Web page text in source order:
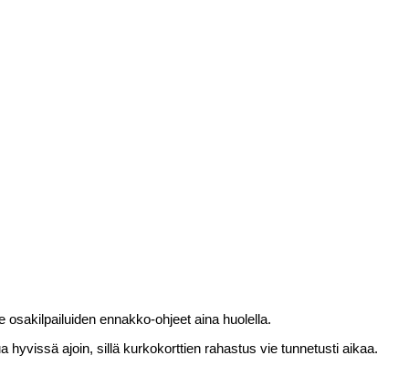
ennakko-ohjeet aina huolella.
hyvissä ajoin, sillä kurkokorttien rahastus vie tunnetusti aikaa.